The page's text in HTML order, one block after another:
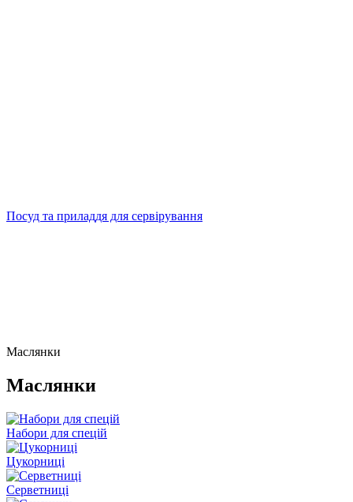
Посуд та приладдя для сервірування
Маслянки
Маслянки
Набори для спецій
Цукорниці
Серветниці